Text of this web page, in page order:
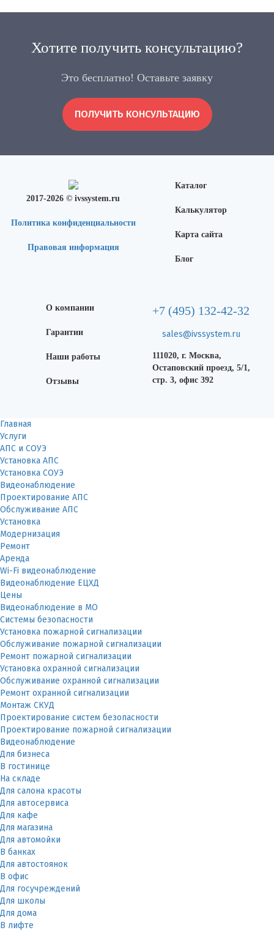
Хотите получить консультацию?
Это бесплатно! Оставьте заявку
ПОЛУЧИТЬ КОНСУЛЬТАЦИЮ
2017-2026 © ivssystem.ru
Политика конфиденциальности
Правовая информация
Каталог
Калькулятор
Карта сайта
Блог
О компании
Гарантии
Наши работы
Отзывы
+7 (495) 132-42-32
sales@ivssystem.ru
111020, г. Москва,
Остаповский проезд, 5/1,
стр. 3, офис 392
Главная
Услуги
АПС и СОУЭ
Установка АПС
Установка СОУЭ
Видеонаблюдение
Проектирование АПС
Обслуживание АПС
Установка
Модернизация
Ремонт
Аренда
Wi-Fi видеонаблюдение
Видеонаблюдение ЕЦХД
Цены
Видеонаблюдение в МО
Системы безопасности
Установка пожарной сигнализации
Обслуживание пожарной сигнализации
Ремонт пожарной сигнализации
Установка охранной сигнализации
Обслуживание охранной сигнализации
Ремонт охранной сигнализации
Монтаж СКУД
Проектирование систем безопасности
Проектирование пожарной сигнализации
Видеонаблюдение
Для бизнеса
В гостинице
На складе
Для салона красоты
Для автосервиса
Для кафе
Для магазина
Для автомойки
В банках
Для автостоянок
В офис
Для госучреждений
Для школы
Для дома
В лифте